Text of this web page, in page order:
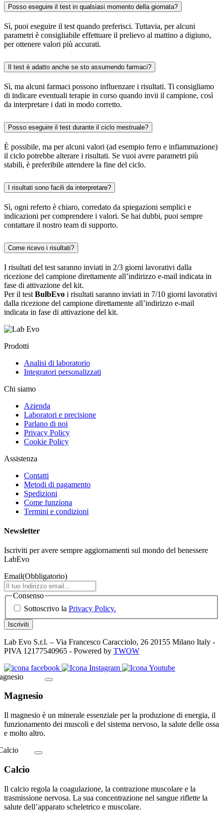
Posso eseguire il test in qualsiasi momento della giornata?
Sì, puoi eseguire il test quando preferisci. Tuttavia, per alcuni
parametri è consigliabile effettuare il prelievo al mattino a digiuno,
per ottenere valori più accurati.
Il test è adatto anche se sto assumendo farmaci?
Sì, ma alcuni farmaci possono influenzare i risultati. Ti consigliamo
di indicare eventuali terapie in corso quando invii il campione, così
da interpretare i dati in modo corretto.
Posso eseguire il test durante il ciclo mestruale?
È possibile, ma per alcuni valori (ad esempio ferro e infiammazione)
il ciclo potrebbe alterare i risultati. Se vuoi avere parametri più
stabili, è preferibile attendere la fine del ciclo.
I risultati sono facili da interpretare?
Sì, ogni referto è chiaro, corredato da spiegazioni semplici e
indicazioni per comprendere i valori. Se hai dubbi, puoi sempre
contattare il nostro team di supporto.
Come ricevo i risultati?
I risultati del test saranno inviati in 2/3 giorni lavorativi dalla
ricezione del campione direttamente all’indirizzo e-mail indicata in
fase di attivazione del kit.
Per il test BulbEvo i risultati saranno inviati in 7/10 giorni lavorativi
dalla ricezione del campione direttamente all’indirizzo e-mail
indicata in fase di attivazione del kit.
Prodotti
Analisi di laboratorio
Integratori personalizzati
Chi siamo
Azienda
Laboratori e precisione
Parlano di noi
Privacy Policy
Cookie Policy
Assistenza
Contatti
Metodi di pagamento
Spedizioni
Come funziona
Termini e condizioni
Newsletter
Iscriviti per avere sempre aggiornamenti sul mondo del benessere
LabEvo
Email(Obbligatorio)
Consenso
Sottoscrivo la Privacy Policy.
Lab Evo S.r.l. – Via Francesco Caracciolo, 26 20155 Milano Italy -
PIVA 12177540965 - Powered by TWOW
Magnesio
Il magnesio è un minerale essenziale per la produzione di energia, il
funzionamento dei muscoli e del sistema nervoso, la salute delle ossa
e molto altro.
Calcio
Il calcio regola la coagulazione, la contrazione muscolare e la
trasmissione nervosa. La sua concentrazione nel sangue riflette la
salute dell’apparato scheletrico e muscolare.